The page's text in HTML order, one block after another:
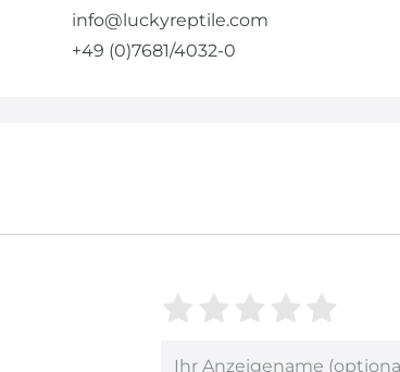
info@luckyreptile.com
+49 (0)7681/4032-0
Bewertungssterne
von
4
von
3
2
von
1
von